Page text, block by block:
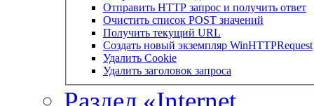
Отправить HTTP запрос и получить ответ
Очистить список POST значений
Получить текущий URL
Создать новый экземпляр WinHTTPRequest
Удалить Cookie
Удалить заголовок запроса